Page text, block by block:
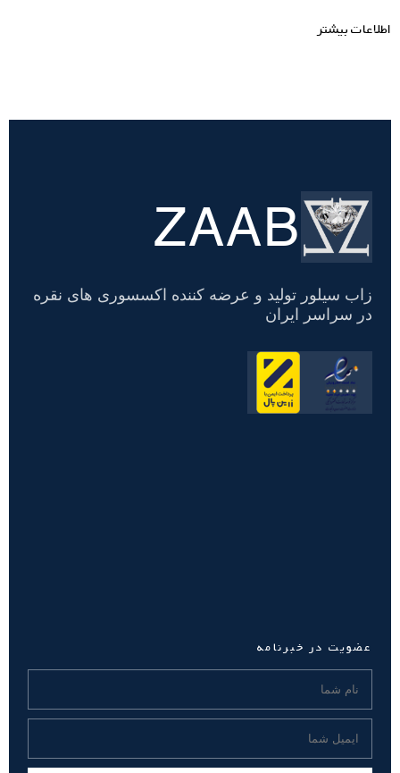
اطلاعات بیشتر
تسویه
حساب
ZAAB
زاب سیلور تولید و عرضه کننده اکسسوری های نقره
در سراسر ایران
عضویت در خبرنامه